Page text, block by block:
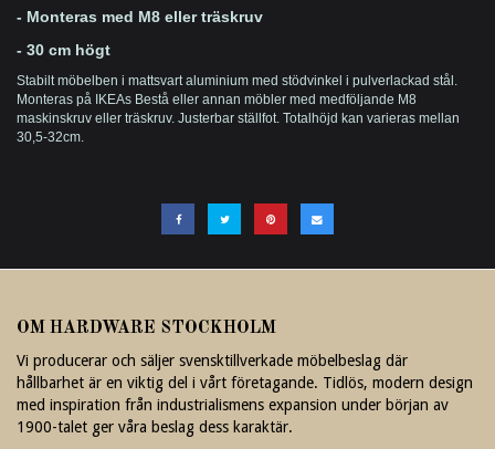
- Monteras med M8 eller träskruv
- 30 cm högt
Stabilt möbelben i mattsvart aluminium med stödvinkel i pulverlackad stål.
Monteras på IKEAs Bestå eller annan möbler med medföljande M8
maskinskruv eller träskruv. Justerbar ställfot. Totalhöjd kan varieras mellan
30,5-32cm.
OM HARDWARE STOCKHOLM
Vi producerar och säljer svensktillverkade möbelbeslag där
hållbarhet är en viktig del i vårt företagande. Tidlös, modern design
med inspiration från industrialismens expansion under början av
1900-talet ger våra beslag dess karaktär.